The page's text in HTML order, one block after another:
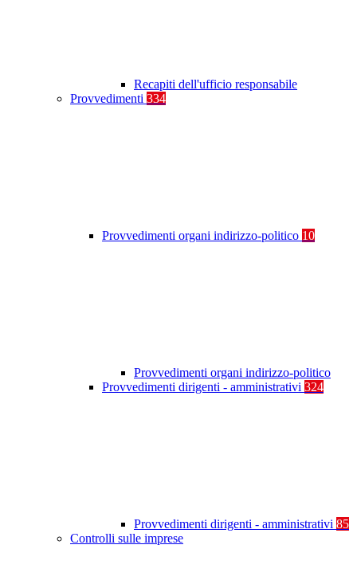
Recapiti dell'ufficio responsabile
Provvedimenti 334
Provvedimenti organi indirizzo-politico 10
Provvedimenti organi indirizzo-politico
Provvedimenti dirigenti - amministrativi 324
Provvedimenti dirigenti - amministrativi 85
Controlli sulle imprese